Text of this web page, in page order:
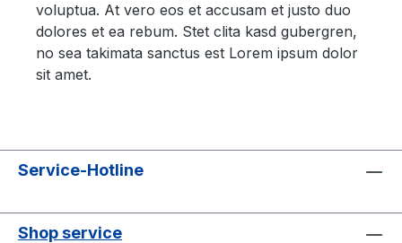
voluptua. At vero eos et accusam et justo duo
dolores et ea rebum. Stet clita kasd gubergren,
no sea takimata sanctus est Lorem ipsum dolor
sit amet.
Service-Hotline
Shop service